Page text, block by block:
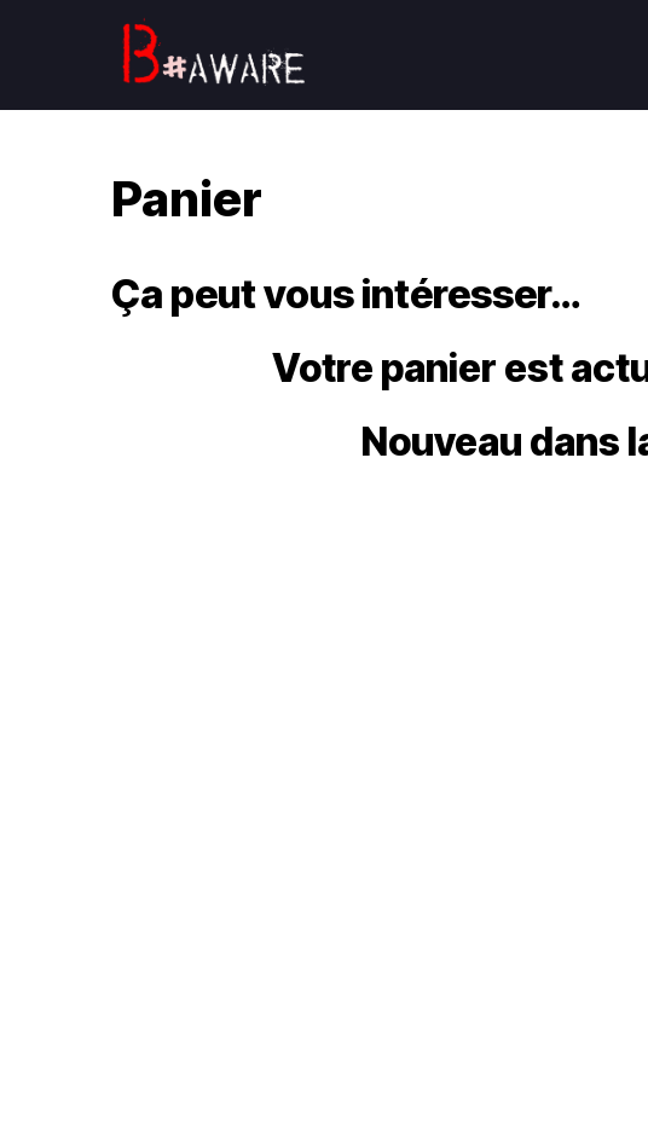
Panier
Ça peut vous intéresser…
Votre panier est
Nouveau dans